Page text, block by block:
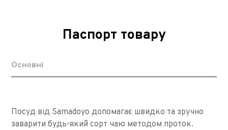
Паспорт товару
Основні
Посуд від Samadoyo допомагає швидко та зручно
заварити будь-який сорт чаю методом проток.